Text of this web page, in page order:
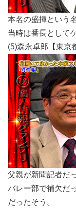
本名の盛揮という
当時は番長として
(5)森永卓郎【東京
父親が新聞記者だ
バレー部で補欠だ
だったそう。